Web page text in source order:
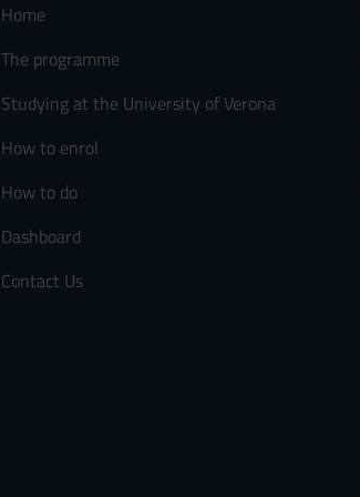
Home
The programme
Studying at the University of Verona
How to enrol
How to do
Dashboard
Contact Us